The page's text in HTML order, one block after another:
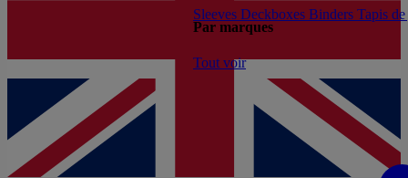
Par marques
Tout voir
Sleeves Deckboxes Binders Tapis